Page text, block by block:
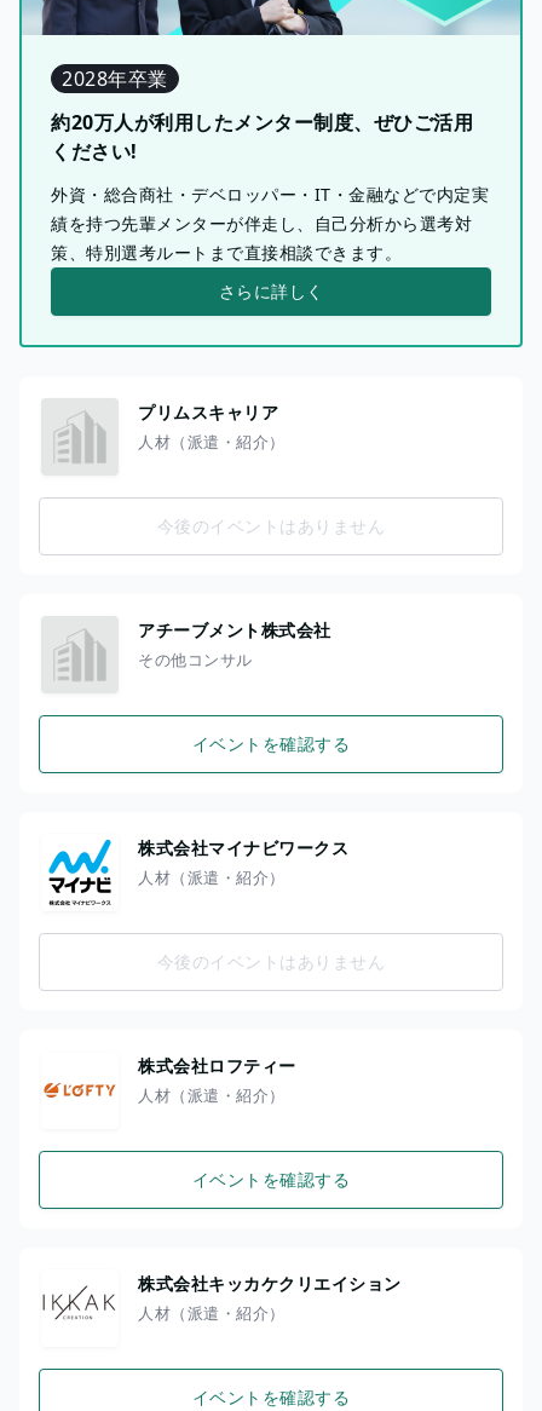
2028年卒業
約20万人が利用したメンター制度、ぜひご活用
ください!
外資・総合商社・デベロッパー・IT・金融などで内定実
績を持つ先輩メンターが伴走し、自己分析から選考対
策、特別選考ルートまで直接相談できます。
さらに詳しく
プリムスキャリア
人材（派遣・紹介）
今後のイベントはありません
アチーブメント株式会社
その他コンサル
イベントを確認する
株式会社マイナビワークス
人材（派遣・紹介）
今後のイベントはありません
株式会社ロフティー
人材（派遣・紹介）
イベントを確認する
株式会社キッカケクリエイション
人材（派遣・紹介）
イベントを確認する